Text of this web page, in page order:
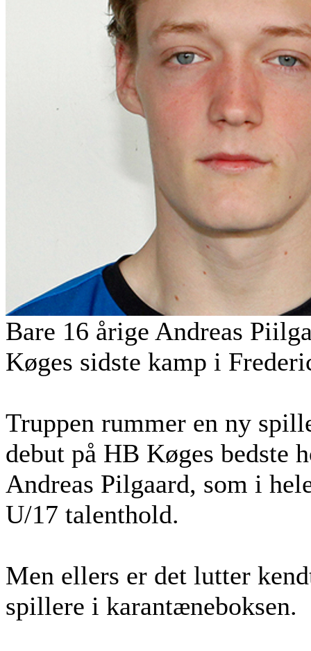
Bare 16 årige Andreas
Køges sidste kamp i
Truppen rummer en ny
debut på HB Køges bedste
Andreas Pilgaard, som i
U/17 talenthold.
Men ellers er det lutter
spillere i karantæneboksen.